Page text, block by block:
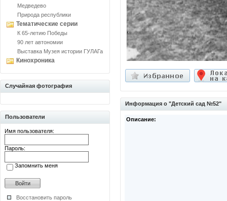
Медведево
Природа республики
Тематические серии
К 65-летию Победы
90 лет автономии
Выставка Музея истории ГУЛАГа
Кинохроника
Случайная фотография
Пользователи
Имя пользователя:
Пароль:
Запомнить меня
Восстановить пароль
Информация о "Детский сад №52"
Описание: